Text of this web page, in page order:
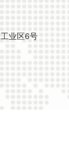
业区6号